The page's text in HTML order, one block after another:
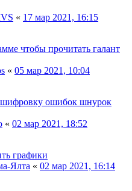
« 17 мар 2021, 16:15
чтобы прочитать галант
« 05 мар 2021, 10:04
ошибок шнурок
« 02 мар 2021, 18:52
графики
Ялта « 02 мар 2021, 16:14